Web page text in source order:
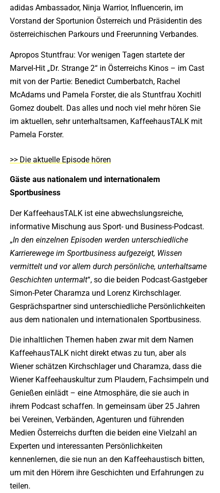
adidas Ambassador, Ninja Warrior, Influencerin, im
Vorstand der Sportunion Österreich und Präsidentin des
österreichischen Parkours und Freerunning Verbandes.
Apropos Stuntfrau: Vor wenigen Tagen startete der
Marvel-Hit „Dr. Strange 2“ in Österreichs Kinos – im Cast
mit von der Partie: Benedict Cumberbatch, Rachel
McAdams und Pamela Forster, die als Stuntfrau Xochitl
Gomez doubelt. Das alles und noch viel mehr hören Sie
im aktuellen, sehr unterhaltsamen, KaffeehausTALK mit
Pamela Forster.
>> Die aktuelle Episode hören
Gäste aus nationalem und internationalem
Sportbusiness
Der KaffeehausTALK ist eine abwechslungsreiche,
informative Mischung aus Sport- und Business-Podcast.
„In den einzelnen Episoden werden unterschiedliche
Karrierewege im Sportbusiness aufgezeigt, Wissen
vermittelt und vor allem durch persönliche, unterhaltsame
Geschichten untermalt“, so die beiden Podcast-Gastgeber
Simon-Peter Charamza und Lorenz Kirchschlager.
Gesprächspartner sind unterschiedliche Persönlichkeiten
aus dem nationalen und internationalen Sportbusiness.
Die inhaltlichen Themen haben zwar mit dem Namen
KaffeehausTALK nicht direkt etwas zu tun, aber als
Wiener schätzen Kirchschlager und Charamza, dass die
Wiener Kaffeehauskultur zum Plaudern, Fachsimpeln und
Genießen einlädt – eine Atmosphäre, die sie auch in
ihrem Podcast schaffen. In gemeinsam über 25 Jahren
bei Vereinen, Verbänden, Agenturen und führenden
Medien Österreichs durften die beiden eine Vielzahl an
Experten und interessanten Persönlichkeiten
kennenlernen, die sie nun an den Kaffeehaustisch bitten,
um mit den Hörern ihre Geschichten und Erfahrungen zu
teilen.